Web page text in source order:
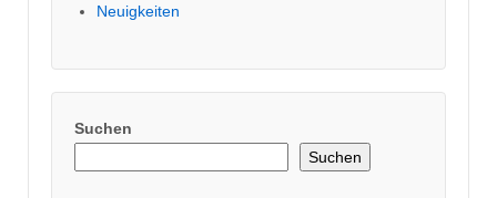
Neuigkeiten
Suchen
Suchen